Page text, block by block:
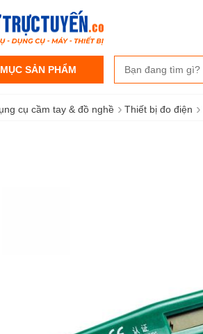
SẢN PHẨM
cụ cầm tay & đồ nghề › Thiết bị đo điện ›